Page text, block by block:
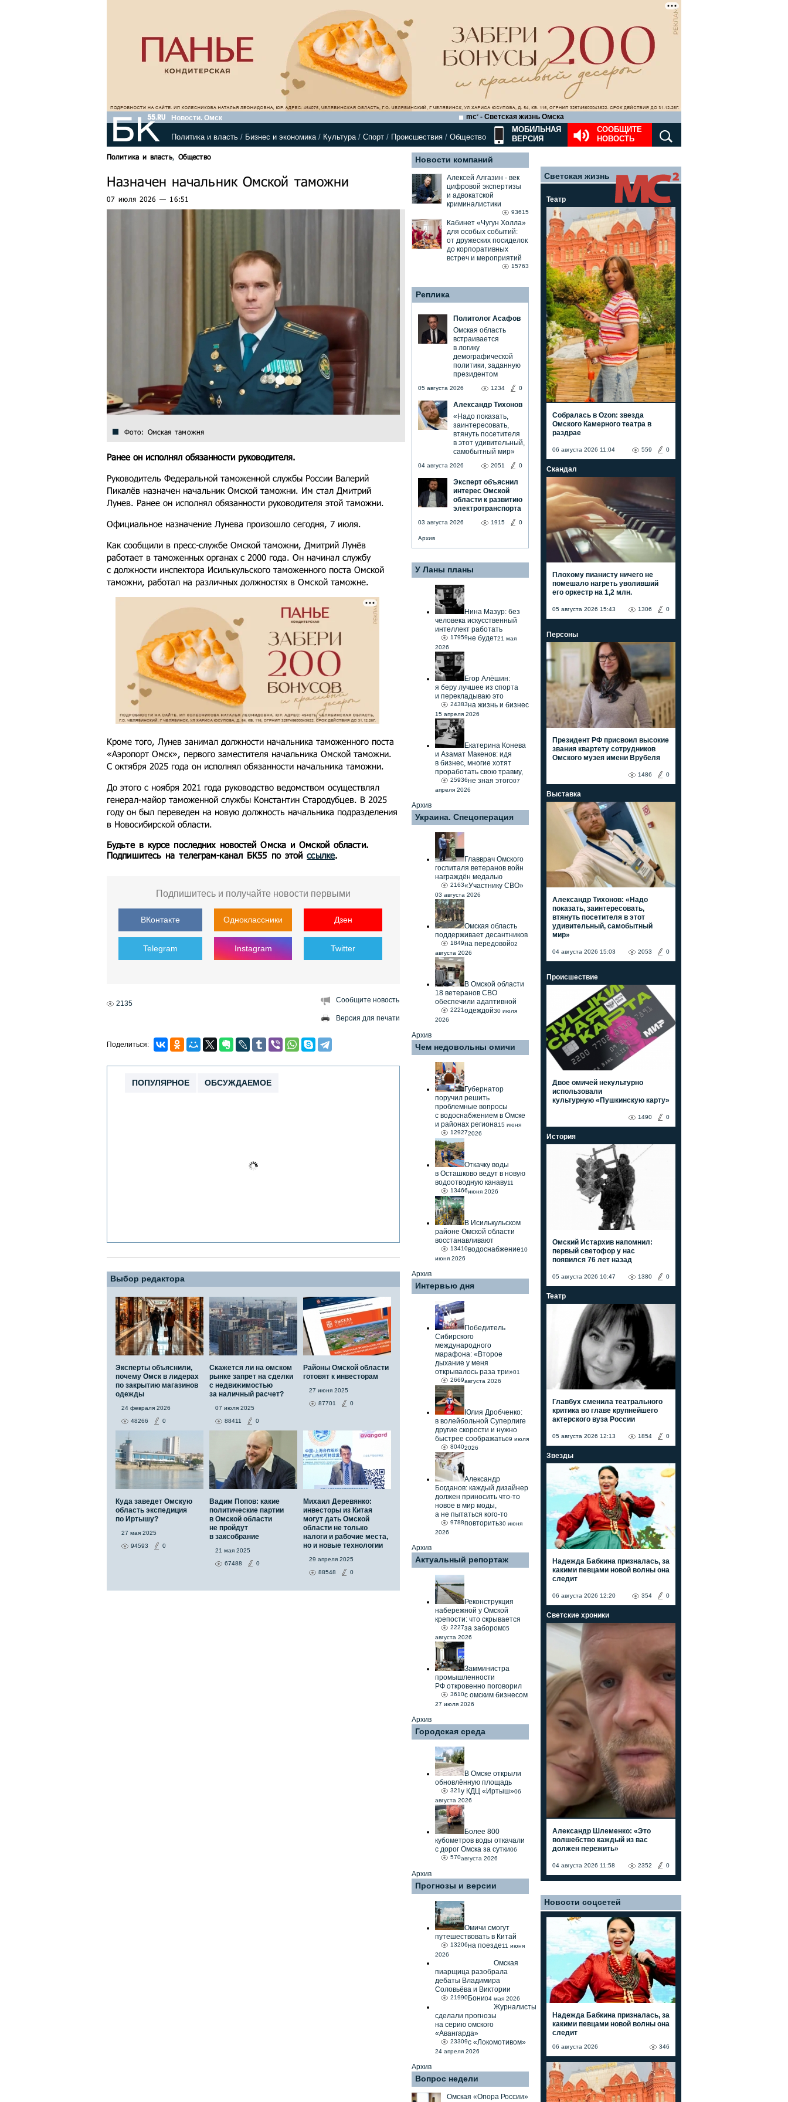
Новости. Омск mc2 - Светская жизнь Омска
Политика и власть / Бизнес и экономика/ Культура/ Спорт / Происшествия / Общество
СООБЩИТЕ
НОВОСТЬ
МОБИЛЬНАЯ
ВЕРСИЯ
Политика и власть, Общество
Назначен начальник Омской таможни
07 июля 2026 — 16:51
Фото: Омская таможня
Ранее он исполнял обязанности руководителя.
Руководитель Федеральной таможенной службы России Валерий
Пикалёв назначен начальник Омской таможни. Им стал Дмитрий
Лунев. Ранее он исполнял обязанности руководителя этой таможни.
Официальное назначение Лунева произошло сегодня, 7 июля.
Как сообщили в пресс-службе Омской таможни, Дмитрий Лунёв
работает в таможенных органах с 2000 года. Он начинал службу
с должности инспектора Исилькульского таможенного поста Омской
таможни, работал на различных должностях в Омской таможне.
Кроме того, Лунев занимал должности начальника таможенного поста
«Аэропорт Омск», первого заместителя начальника Омской таможни.
С октября 2025 года он исполнял обязанности начальника таможни.
До этого с ноября 2021 года руководство ведомством осуществлял
генерал-майор таможенной службы Константин Стародубцев. В 2025
году он был переведен на новую должность начальника подразделения
в Новосибирской области.
Будьте в курсе последних новостей Омска и Омской области.
Подпишитесь на телеграм-канал БК55 по этойссылке.
Подпишитесь и получайте новости первыми
ВКонтакте Одноклассники Дзен
Telegram Instagram Twitter
2135 Сообщите новость
Версия для печати
Поделиться:
ПОПУЛЯРНОЕ ОБСУЖДАЕМОЕ
Выбор редактора
Эксперты объяснили,
почему Омск в лидерах
по закрытию магазинов
одежды
24 февраля 2026
48266
0
Скажется ли на омском
рынке запрет на сделки
с недвижимостью
за наличный расчет?
07 июля 2025
88411
0
Районы Омской области
готовят к инвесторам
27 июня 2025
87701
0
Куда заведет Омскую
область экспедиция
по Иртышу?
27 мая 2025
94593
0
Вадим Попов: какие
политические партии
в Омской области
не пройдут
в заксобрание
21 мая 2025
67488
0
Михаил Деревянко:
инвесторы из Китая
могут дать Омской
области не только
налоги и рабочие места,
но и новые технологии
29 апреля 2025
88548
0
Новости компаний
Алексей Алгазин ⁃ век
цифровой экспертизы
и адвокатской
криминалистики
93615
Кабинет «Чугун Холла»
для особых событий:
от дружеских посиделок
до корпоративных
встреч и мероприятий
15763
Реплика
Политолог Асафов
Омская область
встраивается
в логику
демографической
политики, заданную
президентом
1234 0
05 августа 2026
Александр Тихонов
«Надо показать,
заинтересовать,
втянуть посетителя
в этот удивительный,
самобытный мир»
2051 0
04 августа 2026
Эксперт объяснил
интерес Омской
области к развитию
электротранспорта
1915 0
03 августа 2026
Архив
У Ланы планы
Нина Мазур: без
человека искусственный
интеллект работать
не будет
17959
21 мая
2026
Егор Алёшин:
я беру лучшее из спорта
и перекладываю это
на жизнь и бизнес
24383
15 апреля 2026
Екатерина Конева
и Азамат Макенов: идя
в бизнес, многие хотят
проработать свою травму,
не зная этого
25936
07
апреля 2026
Архив
Украина. Спецоперация
Главврач Омского
госпиталя ветеранов войн
награждён медалью
«Участнику СВО»
2163
03 августа 2026
Омская область
поддерживает десантников
на передовой
1849
02
августа 2026
В Омской области
18 ветеранов СВО
обеспечили адаптивной
одеждой
2221
30 июля
2026
Архив
Чем недовольны омичи
Губернатор
поручил решить
проблемные вопросы
с водоснабжением в Омске
и районах региона
12927
15 июня
2026
Откачку воды
в Осташково ведут в новую
водоотводную канаву
13466
11
июня 2026
В Исилькульском
районе Омской области
восстанавливают
водоснабжение
13410
10
июня 2026
Архив
Интервью дня
Победитель
Сибирского
международного
марафона: «Второе
дыхание у меня
открывалось раза три»
2669
01
августа 2026
Юлия Дробченко:
в волейбольной Суперлиге
другие скорости и нужно
быстрее соображать
8040
09 июля
2026
Александр
Богданов: каждый дизайнер
должен приносить что-то
новое в мир моды,
а не пытаться кого-то
повторить
9788
30 июня
2026
Архив
Актуальный репортаж
Реконструкция
набережной у Омской
крепости: что скрывается
за забором
2227
05
августа 2026
Замминистра
промышленности
РФ откровенно поговорил
с омским бизнесом
3610
27 июля 2026
Архив
Городская среда
В Омске открыли
обновлённую площадь
у КДЦ «Иртыш»
321
06
августа 2026
Более 800
кубометров воды откачали
с дорог Омска за сутки
570
06
августа 2026
Архив
Прогнозы и версии
Омичи смогут
путешествовать в Китай
на поезде
13206
11 июня
2026
Омская
пиарщица разобрала
дебаты Владимира
Соловьёва и Виктории
Бони
21990 04 мая 2026
Журналисты
сделали прогнозы
на серию омского
«Авангарда»
с «Локомотивом»
23309
24 апреля 2026
Архив
Вопрос недели
Омская «Опора России»
Светская жизнь
Театр
Собралась в Ozon: звезда
Омского Камерного театра в
раздрае
06 августа 2026 11:04 0
559
Скандал
Плохому пианисту ничего не
помешало нагреть уволивший
его оркестр на 1,2 млн.
05 августа 2026 15:43 0
1306
Персоны
Президент РФ присвоил высокие
звания квартету сотрудников
Омского музея имени Врубеля
0
1486
Выставка
Александр Тихонов: «Надо
показать, заинтересовать,
втянуть посетителя в этот
удивительный, самобытный
мир»
04 августа 2026 15:03 0
2053
Происшествие
Двое омичей некультурно
использовали
культурную «Пушкинскую карту»
0
1490
История
Омский Истархив напомнил:
первый светофор у нас
появился 76 лет назад
05 августа 2026 10:47 0
1380
Театр
Главбух сменила театрального
критика во главе крупнейшего
актерского вуза России
05 августа 2026 12:13 0
1854
Звезды
Надежда Бабкина призналась, за
какими певцами новой волны она
следит
06 августа 2026 12:20 0
354
Светские хроники
Александр Шлеменко: «Это
волшебство каждый из вас
должен пережить»
04 августа 2026 11:58 0
2352
Новости соцсетей
Надежда Бабкина призналась, за
какими певцами новой волны она
следит
346
06 августа 2026